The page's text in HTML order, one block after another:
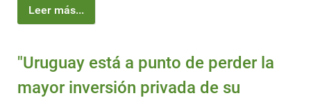
Leer más...
"Uruguay está a punto de perder la
mayor inversión privada de su